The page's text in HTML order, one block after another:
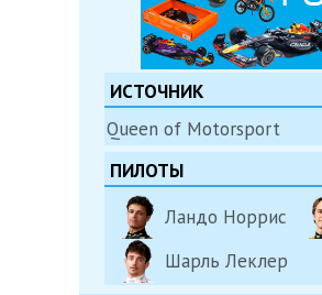
ИСТОЧНИК
Queen of Motorsport
ПИЛОТЫ
Ландо Норрис
Шарль Леклер